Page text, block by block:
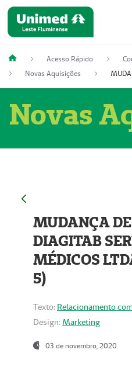
Acesso Rápido
Novas Aquisições
Novas
MUDANÇA
DIAGITAB
MÉDICOS
5)
Texto: Relacionamento
Design: Marketing
03 de novembro, 2020